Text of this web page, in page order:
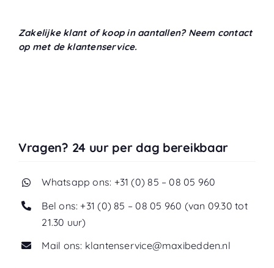
Zakelijke klant of koop in aantallen? Neem contact
op met de klantenservice.
Vragen? 24 uur per dag bereikbaar
Whatsapp ons: +31 (0) 85 – 08 05 960
Bel ons: +31 (0) 85 – 08 05 960 (van 09.30 tot
21.30 uur)
Mail ons: klantenservice@maxibedden.nl